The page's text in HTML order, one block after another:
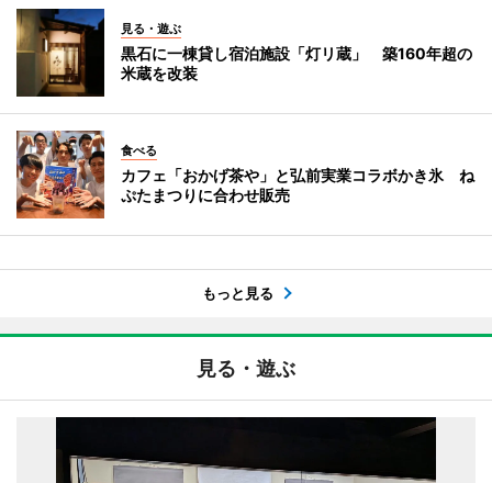
見る・遊ぶ
黒石に一棟貸し宿泊施設「灯リ蔵」 築160年超の
米蔵を改装
食べる
カフェ「おかげ茶や」と弘前実業コラボかき氷 ね
ぷたまつりに合わせ販売
もっと見る
見る・遊ぶ